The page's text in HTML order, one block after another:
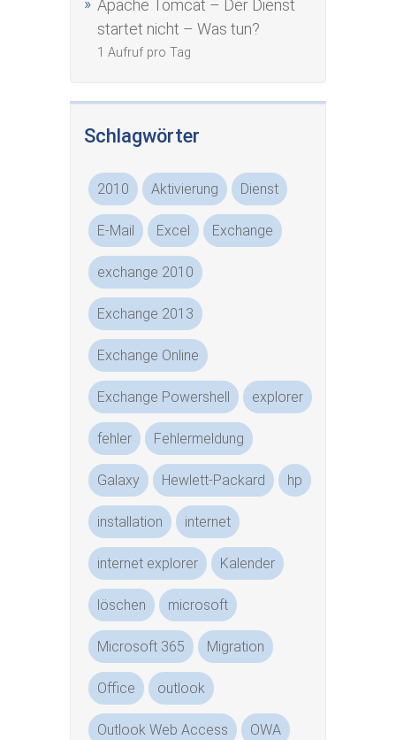
Apache Tomcat – Der Dienst
startet nicht – Was tun?
1 Aufruf pro Tag
Schlagwörter
2010 Aktivierung Dienst
E-Mail Excel Exchange
exchange 2010
Exchange 2013
Exchange Online
Exchange Powershell explorer
fehler Fehlermeldung
Galaxy Hewlett-Packard hp
installation internet
internet explorer Kalender
löschen microsoft
Microsoft 365 Migration
Office outlook
Outlook Web Access OWA